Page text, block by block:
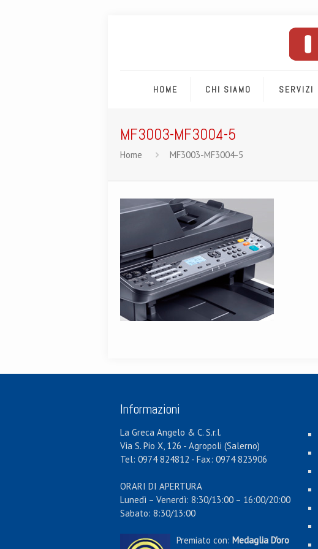
HOME CHI SIAMO SERVIZI
MF3003-MF3004-5
Home MF3003-MF3004-5
Informazioni
La Greca Angelo & C. S.r.l.
Via S. Pio X, 126 - Agropoli (Salerno)
Tel: 0974 824812 - Fax: 0974 823906
ORARI DI APERTURA
Lunedì – Venerdì: 8:30/13:00 – 16:00/20:00
Sabato: 8:30/13:00
Premiato con: Medaglia D'oro